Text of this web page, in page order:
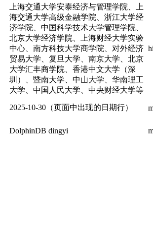
上海交通大学安泰经济与管理学院、上
海交通大学高级金融学院、浙江大学经
济学院、中国科学技术大学管理学院、
北京大学经济学院、上海财经大学实验
中心、南方科技大学商学院、对外经济
贸易大学、复旦大学、南京大学、北京
大学汇丰商学院、香港中文大学（深
圳）、暨南大学、中山大学、华南理工
大学、中国人民大学、中央财经大学等
2025-10-30（页面中出现的日期行）
DolphinDB dingyi